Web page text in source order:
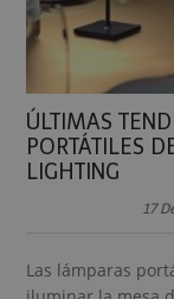
ÚLTIMAS
PORTÁTILES
LIGHTING
17
Las lámparas